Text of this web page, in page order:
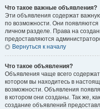
Что такое важные объявления?
Эти объявления содержат
по возможности. Они
личном разделе. Права на
предоставляются
Вернуться к началу
Что такое объявления?
Объявления чаще всего
котором вы находитесь в
возможности. Объявления
в котором они созданы. Так же,
создание объявлений